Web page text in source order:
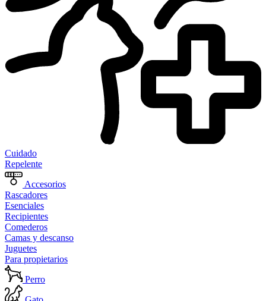
Cuidado
Repelente
Accesorios
Rascadores
Esenciales
Recipientes
Comederos
Camas y descanso
Juguetes
Para propietarios
Perro